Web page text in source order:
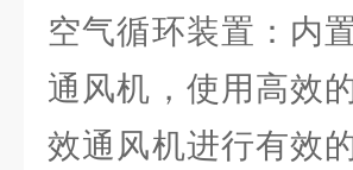
空气循环装置：内
通风机，使用高效
效通风机进行有效